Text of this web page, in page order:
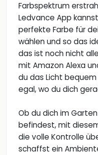
Farbspektrum
Ledvance App
perfekte Farbe für
wählen und so das
das ist noch nicht
mit Amazon Alexa
du das Licht
egal, wo du dich
Ob du dich im
befindest, mit
die volle Kontrolle
schaffst ein